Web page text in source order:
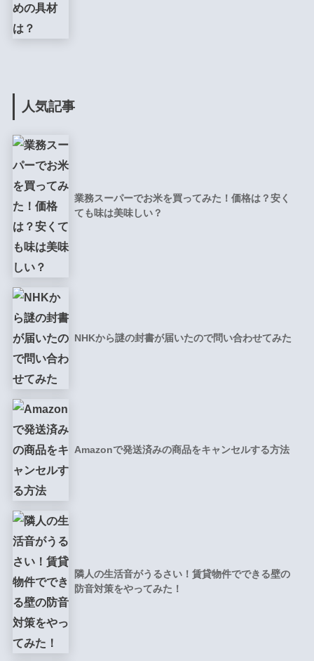
人気記事
業務スーパーでお米を買ってみた！価格は？安く
ても味は美味しい？
NHKから謎の封書が届いたので問い合わせてみた
Amazonで発送済みの商品をキャンセルする方法
隣人の生活音がうるさい！賃貸物件でできる壁の
防音対策をやってみた！